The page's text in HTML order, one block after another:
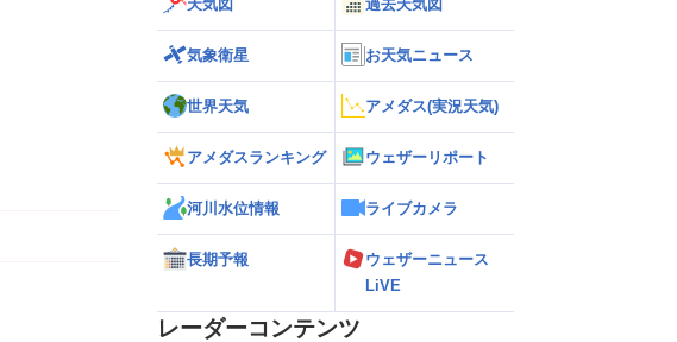
天気図 過去天気図
気象衛星 お天気ニュース
世界天気 アメダス(実況天気)
アメダスランキング ウェザーリポート
河川水位情報 ライブカメラ
長期予報
ウェザーニュース
LiVE
レーダーコンテンツ